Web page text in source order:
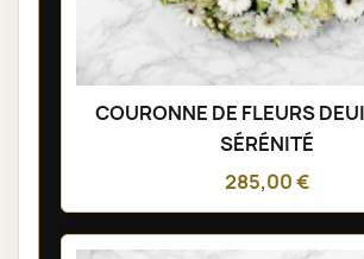
COURONNE DE FLEURS
SÉRÉNITÉ
285,00 €